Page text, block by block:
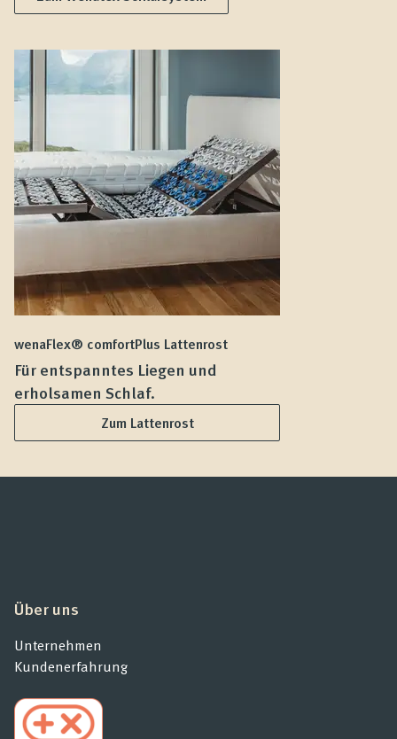
wenaFlex® comfortPlus Lattenrost
Für entspanntes Liegen und
erholsamen Schlaf.
Zum Lattenrost
Über uns
Unternehmen
Kundenerfahrung